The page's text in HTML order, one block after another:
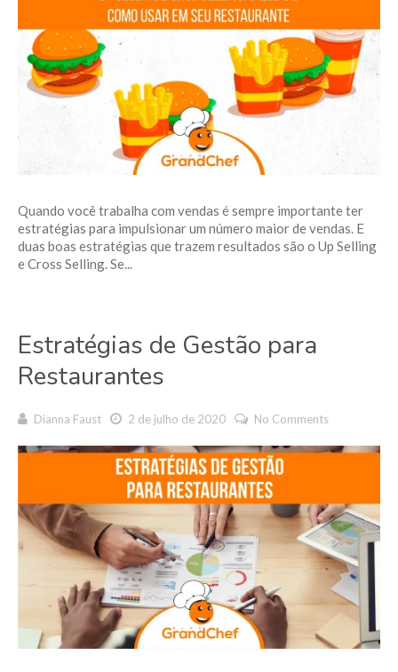
Quando você trabalha com vendas é sempre importante ter
estratégias para impulsionar um número maior de vendas. E
duas boas estratégias que trazem resultados são o Up Selling
e Cross Selling. Se...
Estratégias de Gestão para
Restaurantes
Dianna Faust 2 de julho de 2020 No Comments